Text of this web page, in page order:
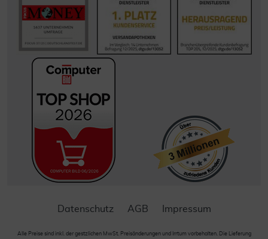
Datenschutz AGB Impressum
Alle Preise sind inkl. der gestzlichen MwSt. Preisänderungen und Irrtum vorbehalten. Die Lieferung